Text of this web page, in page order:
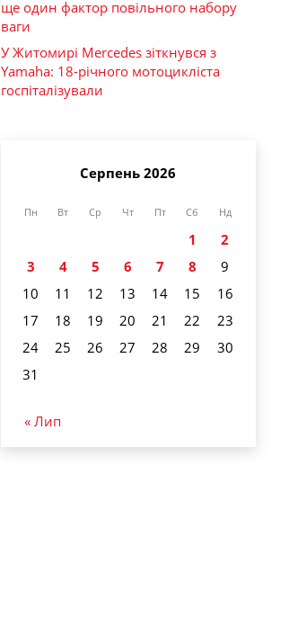
ще один фактор повільного набору
ваги
У Житомирі Mercedes зіткнувся з
Yamaha: 18-річного мотоцикліста
госпіталізували
Серпень 2026
Пн Вт Ср Чт Пт Сб Нд
1
2
3
4 5 6 7 8
9
10
11 12 13 14 15
16
17
18 19 20 21 22
23
24
25 26 27 28 29
30
31
« Лип